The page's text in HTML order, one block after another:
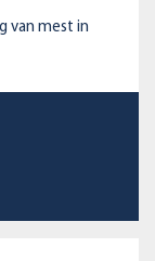
van mest in